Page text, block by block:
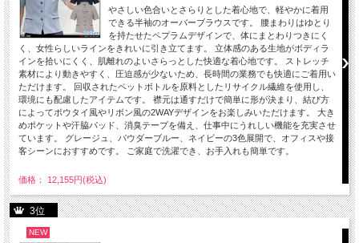
やさしい色合いとさらりとした着心地で、軽やかに着用
できる半袖のオーバーブラウスです。 腰まわりはゆとり
を持たせたペプラムデザインで、体にまとわりつきにく
く、女性らしいラインをきれいに引き立てます。 立体感のある生地がボディラ
インを拾いにくく、肌離れのよいさらっとした快適な着心地です。 ストレッチ
素材により動きやすく、圧迫感が少ないため、長時間の業務でも快適にご着用い
ただけます。 回収されたペットボトルを原料としたリサイクル繊維を使用し、
環境にも配慮したアイテムです。 襟元は通すだけで簡単に形が決まり、結び方
によってボウタイ風やリボン風の2WAYデザインをお楽しみいただけます。 大き
めポケットや汗脇パッド、消臭テープを備え、仕事中にうれしい機能を充実させ
ています。 グレージュ、パウダーブルー、ネイビーの3色展開で、オフィスや接
客シーンにおすすめです。 ご家庭で洗濯でき、お手入れも簡単です。
価格： 12,155円(税込)
3位
NEW